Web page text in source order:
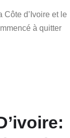
d’Ivoire et le
à quitter